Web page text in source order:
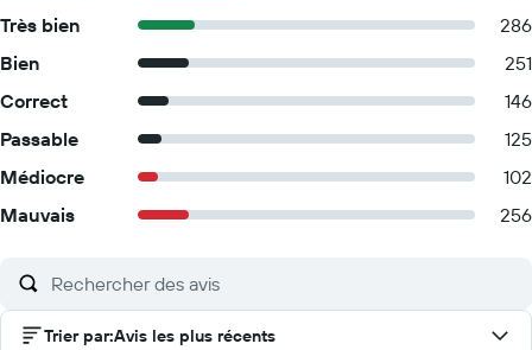
Très bien
286
Bien
251
Correct
146
Passable
125
Médiocre
102
Mauvais
256
Trier par:Avis les plus récents